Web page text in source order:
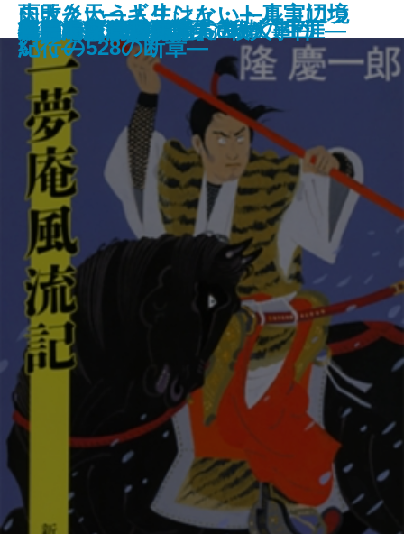
状況曲線〔下〕
凶夢など30
縛られた巨人―南方熊楠の生涯―
異人たちとの夏
ひざまずいて足をお舐め
仮釈放
ふたり
哀愁の町に霧が降るのだ〔上〕
哀愁の町に霧が降るのだ〔下〕
たそがれ清兵衛
一夢庵風流記
新編 宮沢賢治詩集
雨天炎天―ギリシャ・トルコ辺境
紀行―
特急「あさしお3号」殺人事件
レパントの海戦
失敗という人生はない―真実につ
いての528の断章―
風流江戸雀
黒幕
新橋烏森口青春篇
ロードス島攻防記